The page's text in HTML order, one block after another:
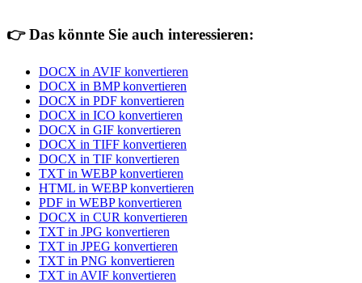
👉Das könnte Sie auch interessieren:
DOCX in AVIF konvertieren
DOCX in BMP konvertieren
DOCX in PDF konvertieren
DOCX in ICO konvertieren
DOCX in GIF konvertieren
DOCX in TIFF konvertieren
DOCX in TIF konvertieren
TXT in WEBP konvertieren
HTML in WEBP konvertieren
PDF in WEBP konvertieren
DOCX in CUR konvertieren
TXT in JPG konvertieren
TXT in JPEG konvertieren
TXT in PNG konvertieren
TXT in AVIF konvertieren